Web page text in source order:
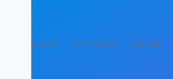
Anasayfa Gizlilik Politikası Yasal Uyarı